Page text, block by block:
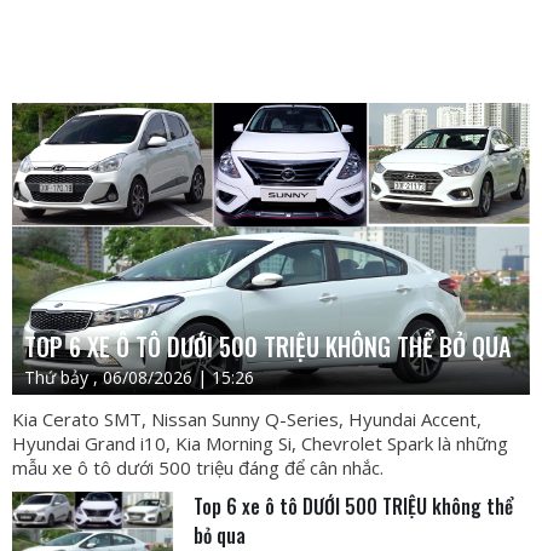
TOP 6 XE Ô TÔ DƯỚI 500 TRIỆU KHÔNG THỂ BỎ QUA
Thứ bảy , 06/08/2026 | 15:26
Kia Cerato SMT, Nissan Sunny Q-Series, Hyundai Accent,
Hyundai Grand i10, Kia Morning Si, Chevrolet Spark là những
mẫu xe ô tô dưới 500 triệu đáng để cân nhắc.
Top 6 xe ô tô DƯỚI 500 TRIỆU không thể
bỏ qua